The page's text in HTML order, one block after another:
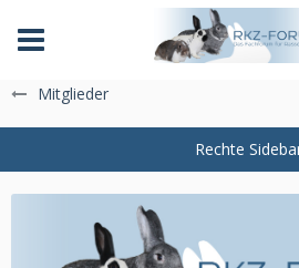
Das Fachforum der Rassekaninchenzucht
Mitglieder